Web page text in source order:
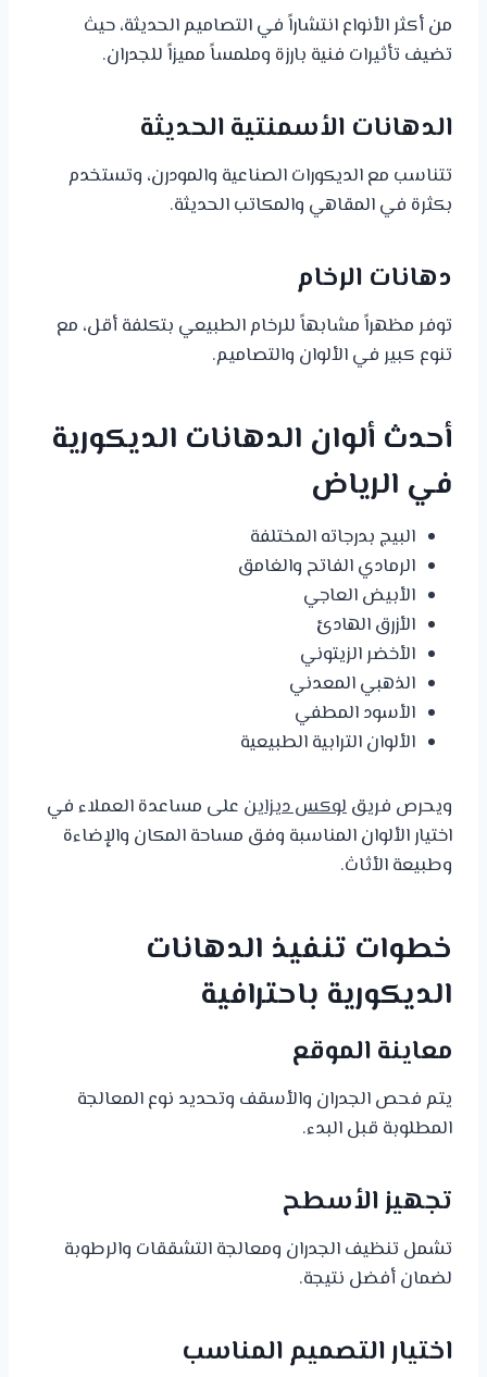
من أكثر الأنواع انتشاراً في التصاميم الحديثة، حيث
تضيف تأثيرات فنية بارزة وملمساً مميزاً للجدران.
الدهانات الأسمنتية الحديثة
تتناسب مع الديكورات الصناعية والمودرن، وتستخدم
بكثرة في المقاهي والمكاتب الحديثة.
دهانات الرخام
توفر مظهراً مشابهاً للرخام الطبيعي بتكلفة أقل، مع
تنوع كبير في الألوان والتصاميم.
أحدث ألوان الدهانات الديكورية
في الرياض
البيج بدرجاته المختلفة
الرمادي الفاتح والغامق
الأبيض العاجي
الأزرق الهادئ
الأخضر الزيتوني
الذهبي المعدني
الأسود المطفي
الألوان الترابية الطبيعية
ويحرص فريقلوكس ديزاين على مساعدة العملاء في
اختيار الألوان المناسبة وفق مساحة المكان والإضاءة
وطبيعة الأثاث.
خطوات تنفيذ الدهانات
الديكورية باحترافية
معاينة الموقع
يتم فحص الجدران والأسقف وتحديد نوع المعالجة
المطلوبة قبل البدء.
تجهيز الأسطح
تشمل تنظيف الجدران ومعالجة التشققات والرطوبة
لضمان أفضل نتيجة.
اختيار التصميم المناسب